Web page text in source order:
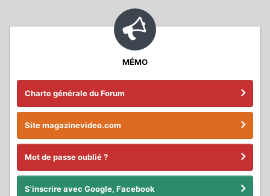
MÉMO
Charte générale du Forum
Site magazinevideo.com
Mot de passe oublié ?
S'inscrire avec Google, Facebook